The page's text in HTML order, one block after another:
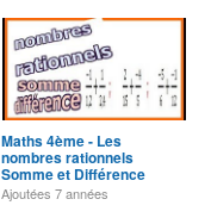
Maths 4ème - Les
nombres rationnels
Somme et Différence
Exercice 5
Ajoutées 7 années